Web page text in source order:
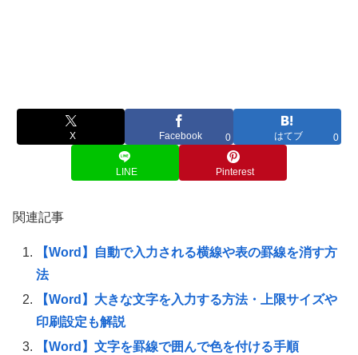
X Facebook 0 はてブ 0
LINE Pinterest
関連記事
【Word】自動で入力される横線や表の罫線を消す方
法
【Word】大きな文字を入力する方法・上限サイズや
印刷設定も解説
【Word】文字を罫線で囲んで色を付ける手順